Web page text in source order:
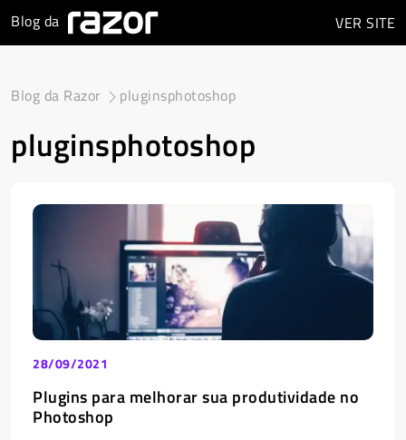
Blog da VER SITE
Blog da Razor pluginsphotoshop
pluginsphotoshop
28/09/2021
Plugins para melhorar sua produtividade no
Photoshop